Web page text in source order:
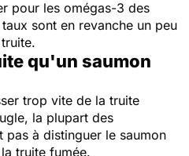
pour les omégas-3 des
sont en revanche un peu
qu'un saumon
trop vite de la truite
la plupart des
pas à distinguer le saumon
truite fumée.